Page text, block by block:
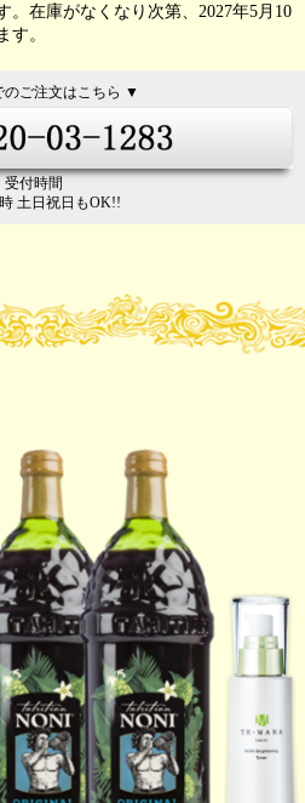
。在庫がなくなり次第、2027年5月10
す。
ご注文はこちら ▼
受付時間
土日祝日もOK!!